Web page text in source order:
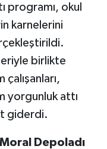
programı, okul
karnelerini
birlikte
çalışanları,
yorgunluk attı
giderdi.
Depoladı